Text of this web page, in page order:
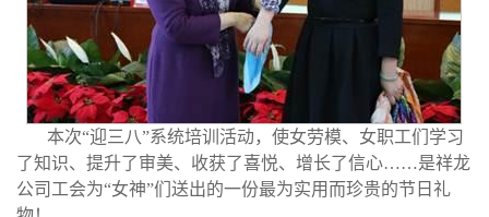
本次“迎三八”系统培训活动，使女劳模、女职工们学习
了知识、提升了审美、收获了喜悦、增长了信心……是祥龙
公司工会为“女神”们送出的一份最为实用而珍贵的节日礼